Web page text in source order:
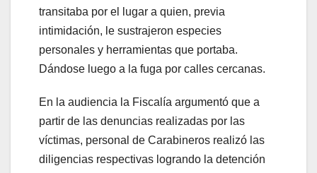
transitaba por el lugar a quien, previa
intimidación, le sustrajeron especies
personales y herramientas que portaba.
Dándose luego a la fuga por calles cercanas.
En la audiencia la Fiscalía argumentó que a
partir de las denuncias realizadas por las
víctimas, personal de Carabineros realizó las
diligencias respectivas logrando la detención